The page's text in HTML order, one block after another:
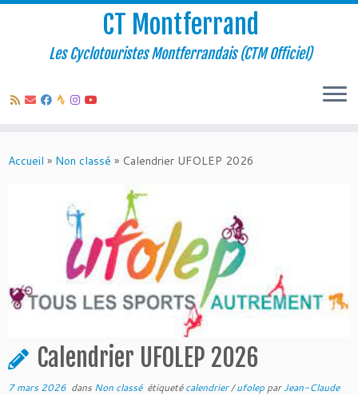
au
CT Montferrand
Les Cyclotouristes Montferrandais (CTM Officiel)
Accueil » Non classé » Calendrier UFOLEP 2026
Calendrier UFOLEP 2026
7 mars 2026 dans Non classé étiquetécalendrier/ufolep parJean-Claude